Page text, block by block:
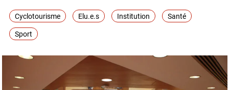
Cyclotourisme Elu.e.s Institution Santé
Sport